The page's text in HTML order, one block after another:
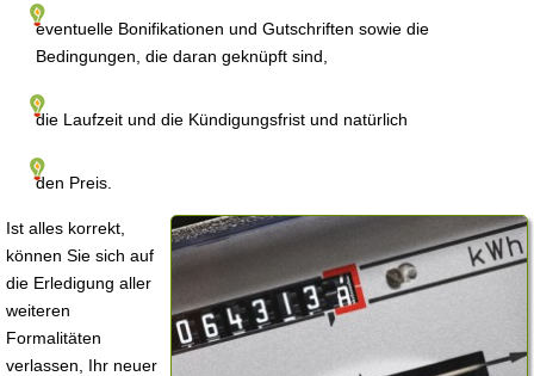
eventuelle Bonifikationen und Gutschriften sowie die
Bedingungen, die daran geknüpft sind,
die Laufzeit und die Kündigungsfrist und natürlich
den Preis.
Ist alles korrekt,
können Sie sich auf
die Erledigung aller
weiteren
Formalitäten
verlassen, Ihr neuer